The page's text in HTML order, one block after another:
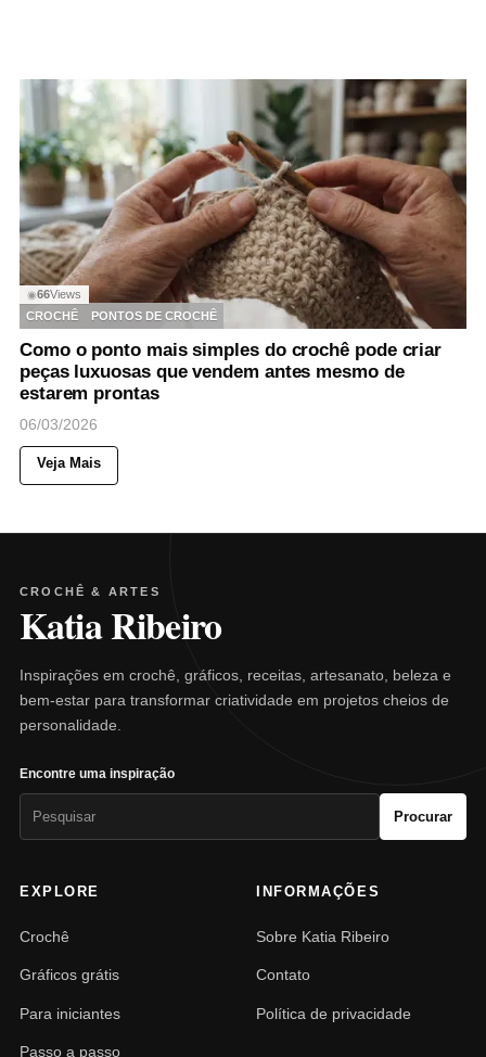
◉66Views
CROCHÊ
PONTOS DE CROCHÊ
Como o ponto mais simples do crochê pode criar
peças luxuosas que vendem antes mesmo de
estarem prontas
06/03/2026
Veja Mais
CROCHÊ & ARTES
Katia Ribeiro
Inspirações em crochê, gráficos, receitas, artesanato, beleza e
bem-estar para transformar criatividade em projetos cheios de
personalidade.
Encontre uma inspiração
Procurar
EXPLORE
Crochê
Gráficos grátis
Para iniciantes
Passo a passo
INFORMAÇÕES
Sobre Katia Ribeiro
Contato
Política de privacidade